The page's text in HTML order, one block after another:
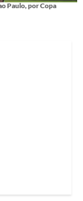
Paulo, por Copa